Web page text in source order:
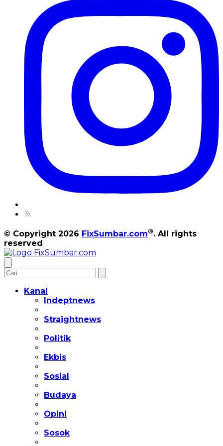
© Copyright 2026 FixSumbar.com®. All rights
reserved
Kanal
Indeptnews
Straightnews
Politik
Ekbis
Sosial
Budaya
Opini
Sosok